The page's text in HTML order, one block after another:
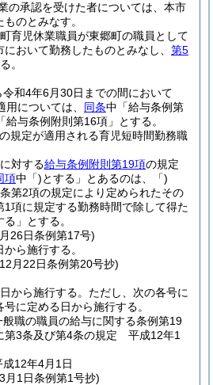
の承認を受けた者については、本市
のとみなす。
育児休業職員が東郷町の職員として
おいて勤務したものとみなし、 第5
。
和4年6月30日までの間において
用については、 同条中「給与条例第
与条例附則第16項」とする。
規定が適用される育児短時間勤務職
対する給与条例附則第19項の規定
項中「)とする」とあるのは、「)
第2項の規定により定められたその
1項に規定する勤務時間で除して得た
」とする。
26日条例第17号)
ら施行する。
月22日条例第20号抄)
から施行する。 ただし、次の各号に
に定める日から施行する。
職の職員の給与に関する条例第19
第3条及び第4条の規定 平成12年1
12年4月1日
月1日条例第1号抄)